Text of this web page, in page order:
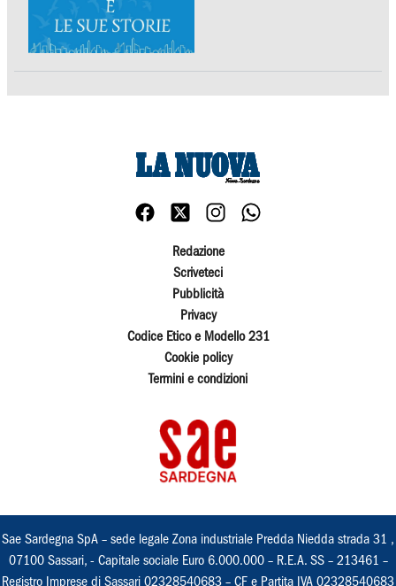
Redazione
Scriveteci
Pubblicità
Privacy
Codice Etico e Modello 231
Cookie policy
Termini e condizioni
Sae Sardegna SpA – sede legale Zona industriale Predda Niedda strada 31 ,
07100 Sassari, - Capitale sociale Euro 6.000.000 – R.E.A. SS – 213461 –
Registro Imprese di Sassari 02328540683 – CF e Partita IVA 02328540683